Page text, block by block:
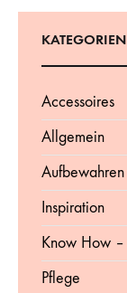
KATEGORIEN
Accessoires
Allgemein
Aufbewahren
Inspiration
Know How
Pflege